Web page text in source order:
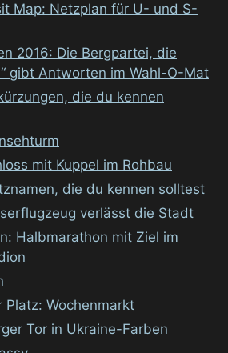
Map: Netzplan für U- und S-
2016: Die Bergpartei, die
gibt Antworten im Wahl-O-Mat
die du kennen
mit Kuppel im Rohbau
die du kennen solltest
verlässt die Stadt
Halbmarathon mit Ziel im
Platz: Wochenmarkt
Tor in Ukraine-Farben